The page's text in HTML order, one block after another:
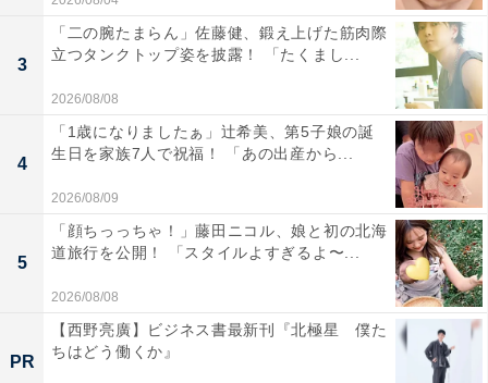
3
「二の腕たまらん」佐藤健、鍛え上げた筋肉際
立つタンクトップ姿を披露！ 「たくまし...
2026/08/08
4
「1歳になりましたぁ」辻希美、第5子娘の誕
生日を家族7人で祝福！ 「あの出産から...
2026/08/09
5
「顔ちっっちゃ！」藤田ニコル、娘と初の北海
道旅行を公開！ 「スタイルよすぎるよ〜...
2026/08/08
PR
【西野亮廣】ビジネス書最新刊『北極星 僕た
ちはどう働くか』